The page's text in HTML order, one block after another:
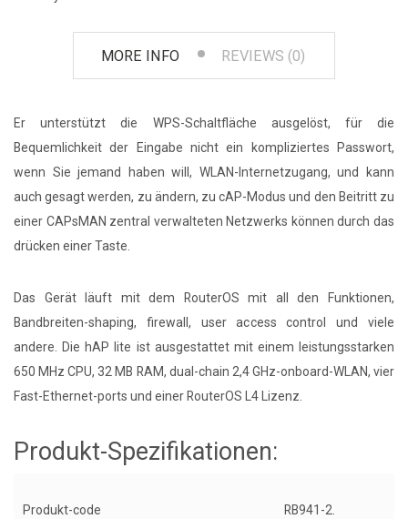
MORE INFO REVIEWS (0)
Er unterstützt die WPS-Schaltfläche ausgelöst, für die
Bequemlichkeit der Eingabe nicht ein kompliziertes Passwort,
wenn Sie jemand haben will, WLAN-Internetzugang, und kann
auch gesagt werden, zu ändern, zu cAP-Modus und den Beitritt zu
einer CAPsMAN zentral verwalteten Netzwerks können durch das
drücken einer Taste.
Das Gerät läuft mit dem RouterOS mit all den Funktionen,
Bandbreiten-shaping, firewall, user access control und viele
andere. Die hAP lite ist ausgestattet mit einem leistungsstarken
650 MHz CPU, 32 MB RAM, dual-chain 2,4 GHz-onboard-WLAN, vier
Fast-Ethernet-ports und einer RouterOS L4 Lizenz.
Produkt-Spezifikationen:
Produkt-code RB941-2.